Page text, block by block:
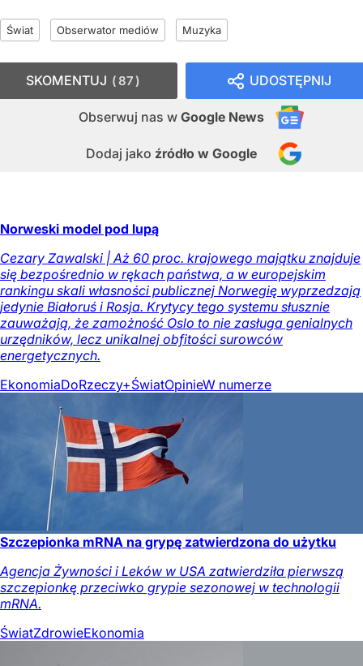
Świat Obserwator mediów Muzyka
UDOSTĘPNIJ
Obserwuj nas w Google News
Dodaj jako źródło w Google
SKOMENTUJ 87
Norweski model pod lupą
Cezary Zawalski | Aż 60 proc. krajowego majątku znajduje
się bezpośrednio w rękach państwa, a w europejskim
rankingu skali własności publicznej Norwegię wyprzedzają
jedynie Białoruś i Rosja. Krytycy tego systemu słusznie
zauważają, że zamożność Oslo to nie zasługa genialnych
urzędników, lecz unikalnej obfitości surowców
energetycznych.
EkonomiaDoRzeczy+ŚwiatOpinieW numerze
Szczepionka mRNA na grypę zatwierdzona do użytku
Agencja Żywności i Leków w USA zatwierdziła pierwszą
szczepionkę przeciwko grypie sezonowej w technologii
mRNA.
ŚwiatZdrowieEkonomia